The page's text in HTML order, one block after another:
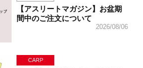
【アスリートマガジン】お盆期
間中のご注文について
2026/08/06
CARP